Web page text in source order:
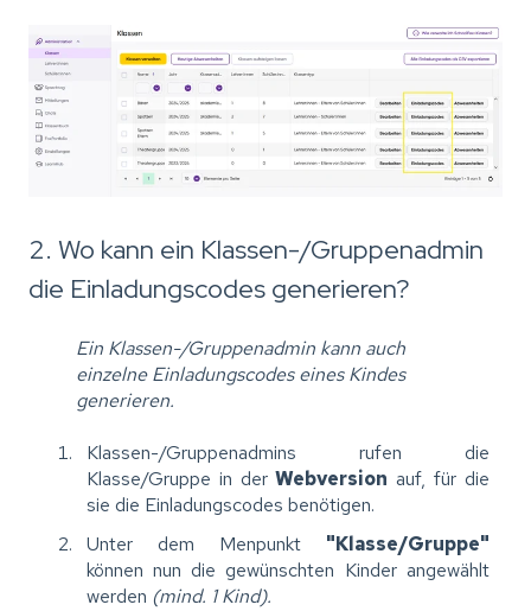
2. Wo kann ein Klassen-/Gruppenadmin
die Einladungscodes generieren?
Ein Klassen-/Gruppenadmin kann auch
einzelne Einladungscodes eines Kindes
generieren.
Klassen-/Gruppenadmins rufen die
Klasse/Gruppe in derWebversion auf, für die
sie die Einladungscodes benötigen.
Unter dem Menpunkt "Klasse/Gruppe"
können nun die gewünschten Kinder angewählt
werden (mind. 1 Kind).